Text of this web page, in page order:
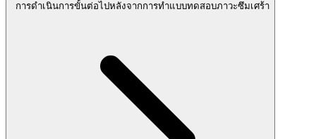
การดำเนินการขั้นต่อไปหลังจากการทำแบบทดสอบภาวะซึมเศร้า